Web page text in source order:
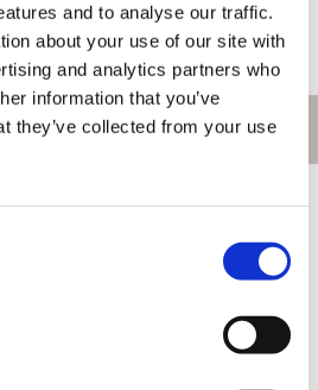
and to analyse our traffic.
about your use of our site with
and analytics partners who
information that you’ve
they’ve collected from your use